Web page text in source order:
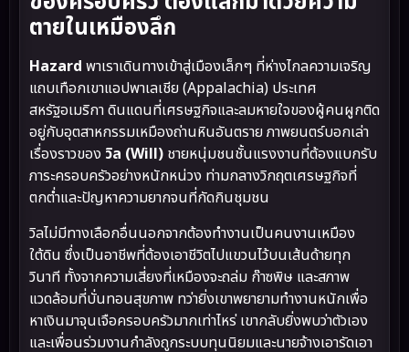
ตายในเหมืองลึก
Hazard พาเราเดินทางเข้าสู่เมืองเล็กๆ ที่ห่างไกลความเจริญ
แถบเทือกเขาแอปพาเลเชีย (Appalachia) ประเทศ
สหรัฐอเมริกา ดินแดนที่เศรษฐกิจและลมหายใจของผู้คนผูกติด
อยู่กับอุตสาหกรรมเหมืองถ่านหินอันตราย ภาพยนตร์บอกเล่า
เรื่องราวของ วิล (Will) ชายหนุ่มชนชั้นแรงงานที่ต้องแบกรับ
ภาระครอบครัวอย่างหนักหน่วง ท่ามกลางวิกฤตเศรษฐกิจที่
ตกต่ำและปัญหาความยากจนที่กัดกินชุมชน
วิลไม่มีทางเลือกอื่นนอกจากต้องทำงานเป็นคนงานเหมือง
ใต้ดิน ซึ่งเป็นอาชีพที่ต้องเอาชีวิตไปแขวนไว้บนเส้นด้ายทุก
วินาที ทั้งจากความเสี่ยงที่เหมืองจะถล่ม ก๊าซพิษ และสภาพ
แวดล้อมที่บั่นทอนสุขภาพ ทว่ายิ่งเขาพยายามทำงานหนักเพื่อ
หาเงินมาจุนเจือครอบครัวมากเท่าไหร่ เขากลับยิ่งพบว่าตัวเอง
และเพื่อนร่วมงานกำลังถูกระบบทุนนิยมและนายจ้างเอารัดเอา